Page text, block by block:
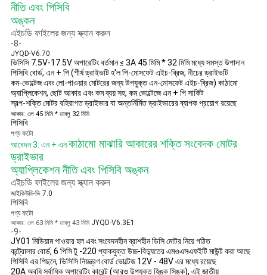
নীতি এবং পিসিবি
অঙ্কন
এইচডি ফাইলের জন্য স্ক্যান করুন
-8-
JYQD-V6.70
ভিসিসি 7.5V-17.5V অপারেটিং বর্তমান ≤ 3A 45 মিমি * 32 মিমি মধ্যে সমস্ত উপাদান
পিসিবি বোর্ড, এন + পি (শীর্ষ ড্রাইভটি হ'ল পি-মোসফেট এইচ-ব্রিজ, নীচের ড্রাইভটি
কম-ভোল্টেজ এবং লো-পাওয়ার মোটরের জন্য উপযুক্ত এন-মোসফেট এইচ-ব্রিজ) কাঠামো
অ্যাপ্লিকেশন, ছোট আকার এবং কম ব্যয় সহ, কম ভোল্টেজে এন + পি সার্কিট
স্বল্প-শক্তি মোটর বহিরাগত ড্রাইভার বা অন্তর্নির্মিত ড্রাইভারের ব্যাপক প্রয়োগ রয়েছে
আকার: এল 45 মিমি * ডাব্লু 32 মিমি
পিসিবি
পণ্য ফটো
আবেদন 3. এন + এনকাঠামো মাঝারি আকারের শক্তি সংবেদক মোটর
ড্রাইভার
অ্যাপ্লিকেশন নীতি এবং পিসিবি অঙ্কন
এইচডি ফাইলের জন্য স্ক্যান করুন
জাইকিউডি-ভি 7.0
পিসিবি
পণ্য ফটো
আকার: এল 63 মিমি * ডাব্লু 43 মিমি JYQD-V6.3E1
-9-
JY01 মিডিয়াম পাওয়ার হল এবং সংবেদনহীন ব্রাশহীন ডিসি মোটর নিয়ে গঠিত
কন্ট্রোলার বোর্ড, 6 পিসি টু -220 প্যাকযুক্ত উচ্চ-বিদ্যুতের এমওএসএফইটি মাউন্ট করা আছে
পিসিবি এর পিছনে, ভিসিসি নিয়ন্ত্রণ বোর্ড ভোল্টেজ 12V - 48V এর মধ্যে রয়েছে
20A অবধি সর্বাধিক অপারেটিং কারেন্ট (আরও উপযুক্ত হিঙ্ক সিঙ্ক), এই জাতীয়